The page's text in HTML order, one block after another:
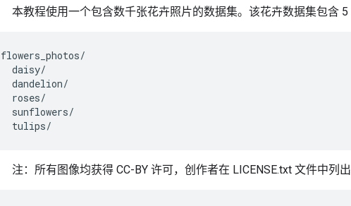
本教程使用一个包含数千张花卉照片的数据集。该花卉数据集包含 5
flowers_photos/
  daisy/
  dandelion/
  roses/
  sunflowers/
注：所有图像均获得 CC-BY 许可，创作者在 LICENSE.txt 文件中列出